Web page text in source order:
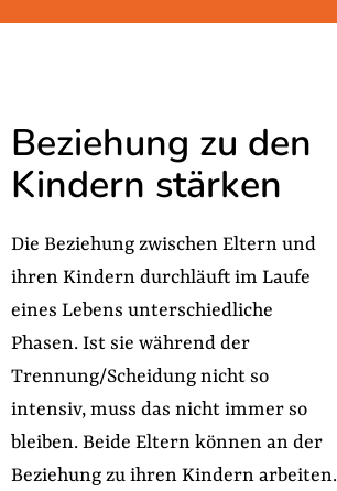
Beziehung zu den
Kindern stärken
Die Beziehung zwischen Eltern und
ihren Kindern durchläuft im Laufe
eines Lebens unterschiedliche
Phasen. Ist sie während der
Trennung/Scheidung nicht so
intensiv, muss das nicht immer so
bleiben. Beide Eltern können an der
Beziehung zu ihren Kindern arbeiten.